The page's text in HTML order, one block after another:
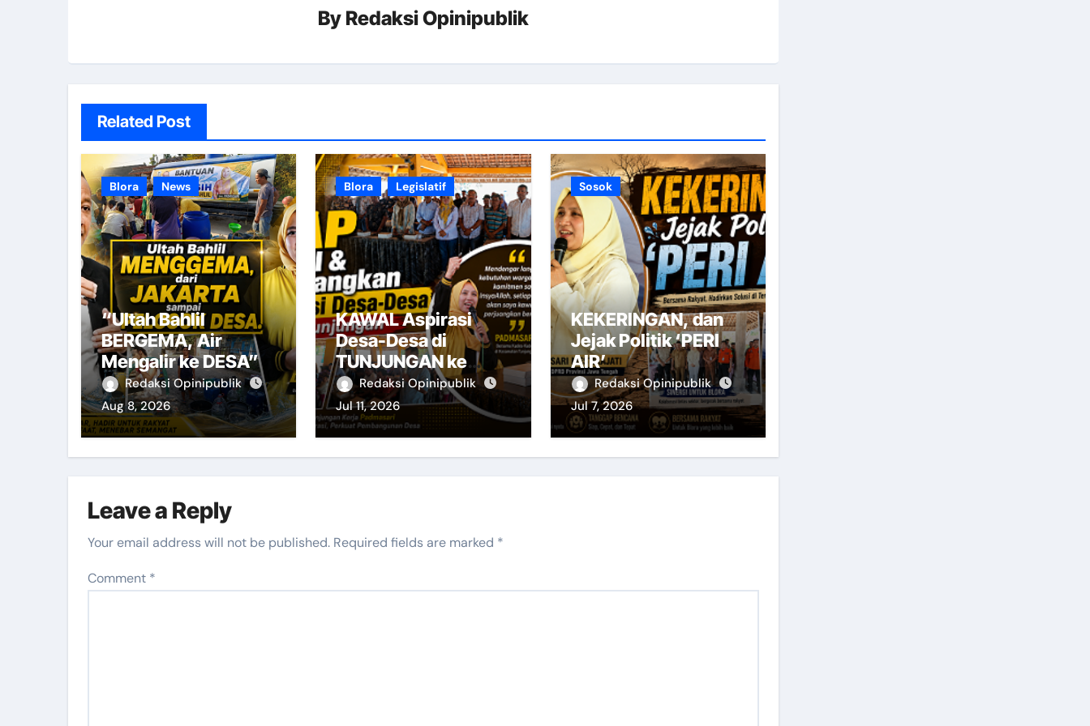
By Redaksi Opinipublik
Related Post
Blora News
“Ultah Bahlil
BERGEMA, Air
Mengalir ke DESA”
Redaksi Opinipublik
Aug 8, 2026
Blora Legislatif
KAWAL Aspirasi
Desa-Desa di
TUNJUNGAN ke
Provinsi
Redaksi Opinipublik
Jul 11, 2026
Sosok
KEKERINGAN, dan
Jejak Politik ‘PERI
AIR’
Redaksi Opinipublik
Jul 7, 2026
Leave a Reply
Your email address will not be published. Required fields are marked *
Comment *